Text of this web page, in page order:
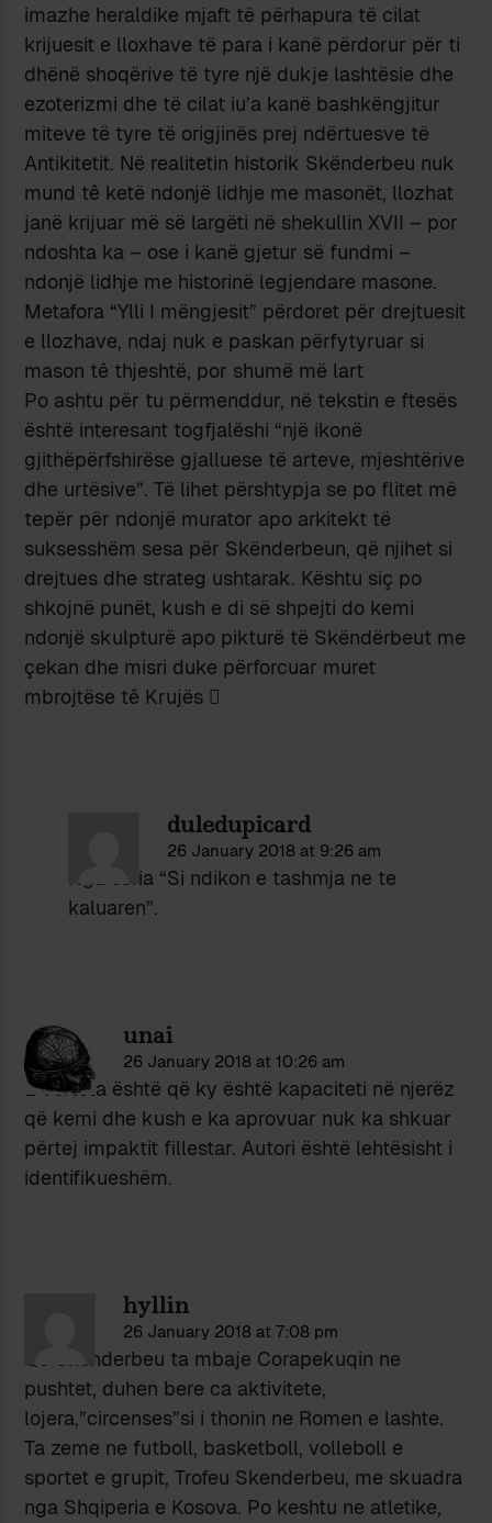
imazhe heraldike mjaft të përhapura të cilat
krijuesit e lloxhave të para i kanë përdorur për ti
dhënë shoqërive të tyre një dukje lashtësie dhe
ezoterizmi dhe të cilat iu’a kanë bashkëngjitur
miteve të tyre të origjinës prej ndërtuesve të
Antikitetit. Në realitetin historik Skënderbeu nuk
mund tê ketë ndonjë lidhje me masonët, llozhat
janë krijuar më së largëti në shekullin XVII – por
ndoshta ka – ose i kanë gjetur së fundmi –
ndonjë lidhje me historinë legjendare masone.
Metafora “Ylli I mëngjesit” përdoret për drejtuesit
e llozhave, ndaj nuk e paskan përfytyruar si
mason tê thjeshtë, por shumë më lart
Po ashtu për tu përmenddur, në tekstin e ftesës
është interesant togfjalëshi “një ikonë
gjithëpërfshirëse gjalluese të arteve, mjeshtërive
dhe urtësive”. Të lihet përshtypja se po flitet më
tepër për ndonjë murator apo arkitekt të
suksesshëm sesa për Skënderbeun, që njihet si
drejtues dhe strateg ushtarak. Kështu siç po
shkojnë punët, kush e di së shpejti do kemi
ndonjë skulpturë apo pikturë të Skëndërbeut me
çekan dhe misri duke përforcuar muret
mbrojtëse tê Krujës 
duledupicard
26 January 2018 at 9:26 am
Nga seria “Si ndikon e tashmja ne te
kaluaren”.
unai
26 January 2018 at 10:26 am
E vërteta është që ky është kapaciteti në njerëz
që kemi dhe kush e ka aprovuar nuk ka shkuar
përtej impaktit fillestar. Autori është lehtësisht i
identifikueshëm.
hyllin
26 January 2018 at 7:08 pm
Qe Skenderbeu ta mbaje Corapekuqin ne
pushtet, duhen bere ca aktivitete,
lojera,”circenses”si i thonin ne Romen e lashte.
Ta zeme ne futboll, basketboll, volleboll e
sportet e grupit, Trofeu Skenderbeu, me skuadra
nga Shqiperia e Kosova. Po keshtu ne atletike,